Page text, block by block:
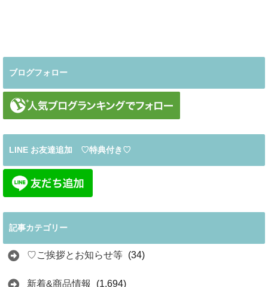
ブログフォロー
LINE お友達追加 ♡特典付き♡
記事カテゴリー
♡ご挨拶とお知らせ等 (34)
新着&商品情報 (1,694)